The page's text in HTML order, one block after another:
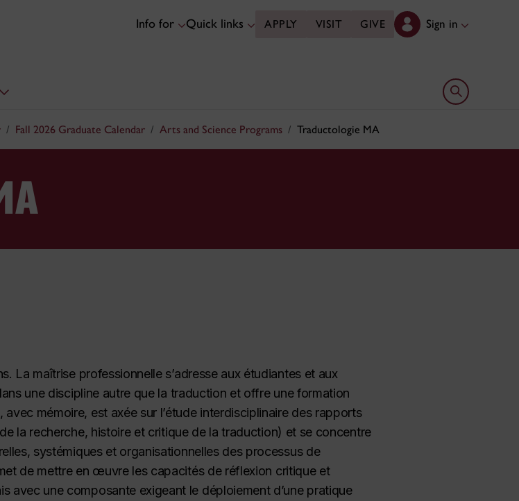
Info for Quick links APPLY VISIT GIVE Sign in
Open search
Fall 2026 Graduate Calendar Arts and Science Programs Traductologie MA
La maîtrise professionnelle s’adresse aux étudiantes et aux
une discipline autre que la traduction et offre une formation
mémoire, est axée sur l’étude interdisciplinaire des rapports
la recherche, histoire et critique de la traduction) et se concentre
systémiques et organisationnelles des processus de
de mettre en œuvre les capacités de réflexion critique et
avec une composante exigeant le déploiement d’une pratique